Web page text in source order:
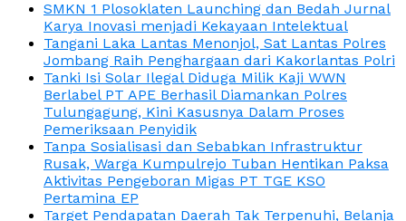
SMKN 1 Plosoklaten Launching dan Bedah Jurnal
Karya Inovasi menjadi Kekayaan Intelektual
Tangani Laka Lantas Menonjol, Sat Lantas Polres
Jombang Raih Penghargaan dari Kakorlantas Polri
Tanki Isi Solar Ilegal Diduga Milik Kaji WWN
Berlabel PT APE Berhasil Diamankan Polres
Tulungagung, Kini Kasusnya Dalam Proses
Pemeriksaan Penyidik
Tanpa Sosialisasi dan Sebabkan Infrastruktur
Rusak, Warga Kumpulrejo Tuban Hentikan Paksa
Aktivitas Pengeboran Migas PT TGE KSO
Pertamina EP
Target Pendapatan Daerah Tak Terpenuhi, Belanja